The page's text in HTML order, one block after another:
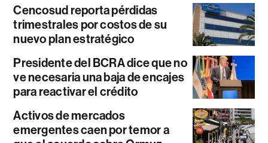
Cencosud reporta pérdidas
trimestrales por costos de su
nuevo plan estratégico
Presidente del BCRA dice que no
ve necesaria una baja de encajes
para reactivar el crédito
Activos de mercados
emergentes caen por temor a